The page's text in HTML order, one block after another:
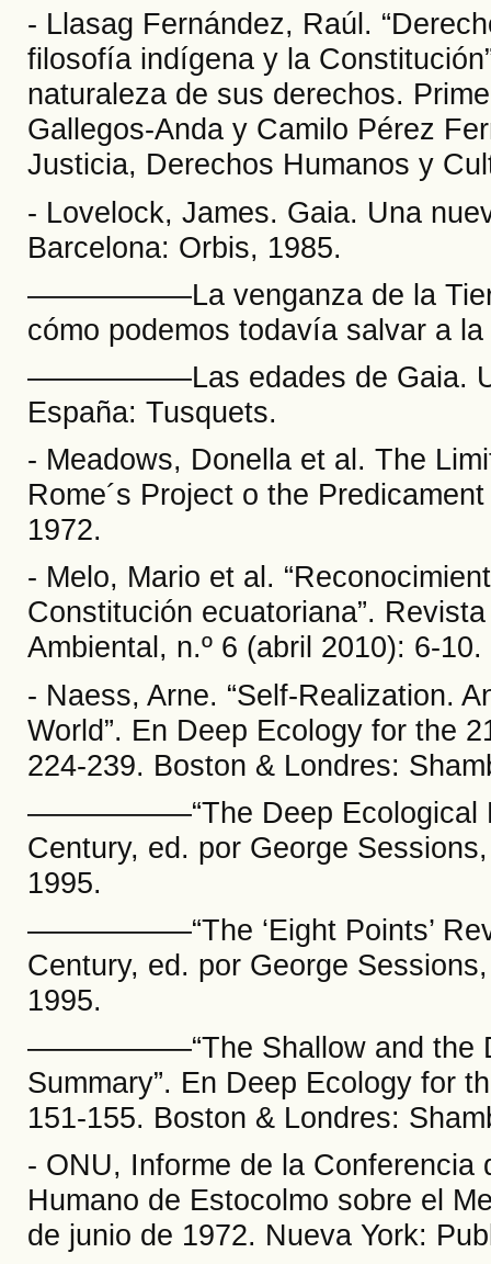
- Llasag Fernández, Raúl.
filosofía indígena y la
naturaleza de sus derechos.
Gallegos-Anda y Camilo Pérez
Justicia, Derechos Humanos y
- Lovelock, James. Gaia. Una
Barcelona: Orbis, 1985.
––––––––––La venganza de la
cómo podemos todavía salvar a
––––––––––Las edades de Gaia.
España: Tusquets.
- Meadows, Donella et al. The
Rome´s Project o the
1972.
- Melo, Mario et al.
Constitución ecuatoriana”.
Ambiental, n.º 6 (abril 2010): 6-10.
- Naess, Arne. “Self-Realization.
World”. En Deep Ecology for the
224-239. Boston & Londres:
––––––––––“The Deep
Century, ed. por George
1995.
––––––––––“The ‘Eight Points’
Century, ed. por George
1995.
––––––––––“The Shallow and
Summary”. En Deep Ecology for
151-155. Boston & Londres:
- ONU, Informe de la
Humano de Estocolmo sobre el
de junio de 1972. Nueva York: